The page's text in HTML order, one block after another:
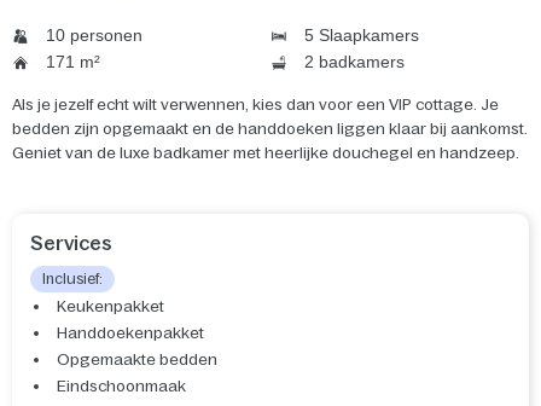
10 personen
5 Slaapkamers
171 m²
2 badkamers
Als je jezelf echt wilt verwennen, kies dan voor een VIP cottage. Je
bedden zijn opgemaakt en de handdoeken liggen klaar bij aankomst.
Geniet van de luxe badkamer met heerlijke douchegel en handzeep.
Services
Inclusief:
Keukenpakket
Handdoekenpakket
Opgemaakte bedden
Eindschoonmaak